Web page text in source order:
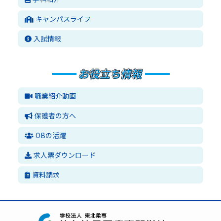
キャンパスライフ
入試情報
職業紹介動画
保護者の方へ
OBの活躍
求人票ダウンロード
資料請求